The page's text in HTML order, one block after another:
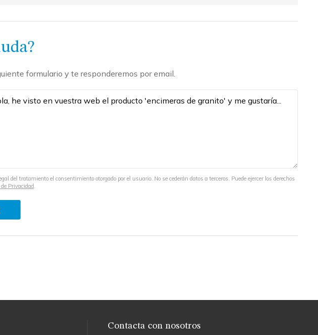
formulario y te responderemos por email.
tratamiento el consentimiento otorgado por el usuario. No se cederán datos a terceros. Puede ejercer los derechos
Privacidad.
Contacta con nosotros